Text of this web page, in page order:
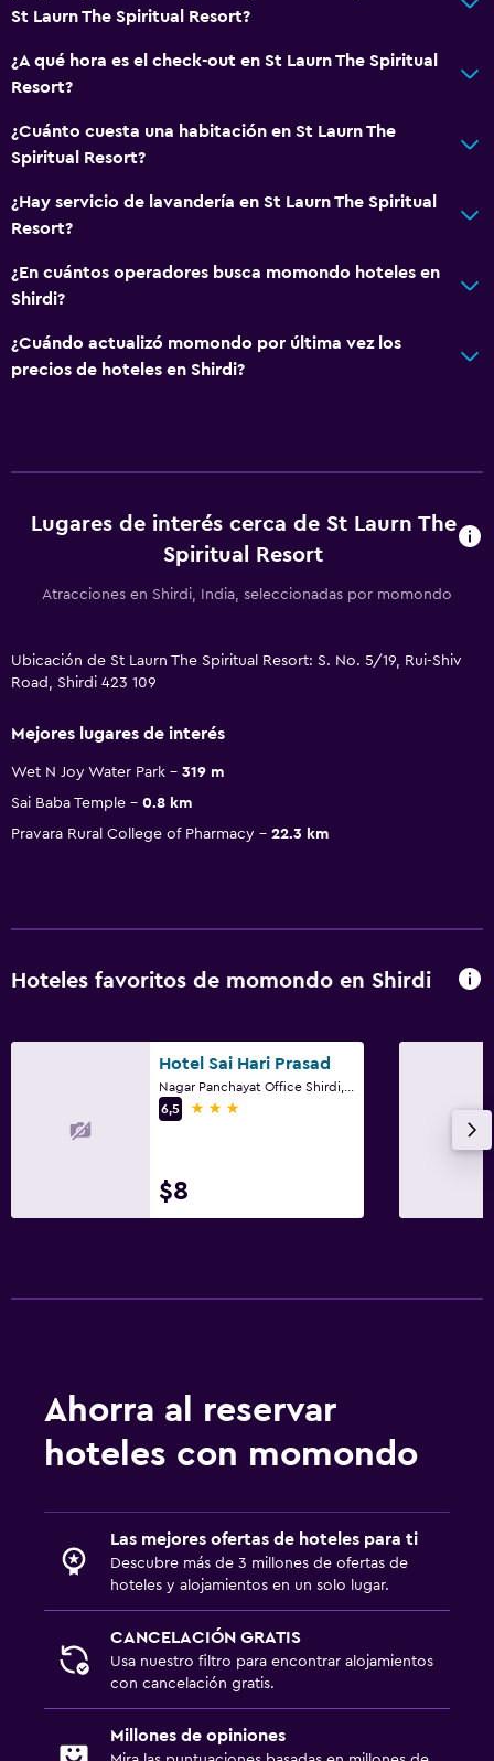
St Laurn The Spiritual Resort?
¿A qué hora es el check-out en St Laurn The Spiritual
Resort?
¿Cuánto cuesta una habitación en St Laurn The
Spiritual Resort?
¿Hay servicio de lavandería en St Laurn The Spiritual
Resort?
¿En cuántos operadores busca momondo hoteles en
Shirdi?
¿Cuándo actualizó momondo por última vez los
precios de hoteles en Shirdi?
Lugares de interés cerca de St Laurn The
Spiritual Resort
Atracciones en Shirdi, India, seleccionadas por momondo
Ubicación de St Laurn The Spiritual Resort: S. No. 5/19, Rui-Shiv
Road, Shirdi 423 109
Mejores lugares de interés
Wet N Joy Water Park
319 m
Sai Baba Temple
0.8 km
Pravara Rural College of Pharmacy
22.3 km
Hoteles favoritos de momondo en Shirdi
Hotel Sai Hari Prasad
6,5
3 estrellas
$8
Ahorra al reservar
hoteles con momondo
Las mejores ofertas de hoteles para ti
Descubre más de 3 millones de ofertas de
hoteles y alojamientos en un solo lugar.
CANCELACIÓN GRATIS
Usa nuestro filtro para encontrar alojamientos
con cancelación gratis.
Millones de opiniones